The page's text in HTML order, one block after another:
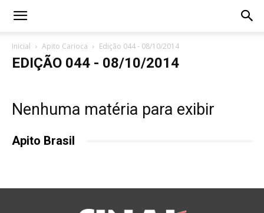
Inicial Apito Carioca Edição 044 - 08/10/2014
EDIÇÃO 044 - 08/10/2014
Nenhuma matéria para exibir
Apito Brasil